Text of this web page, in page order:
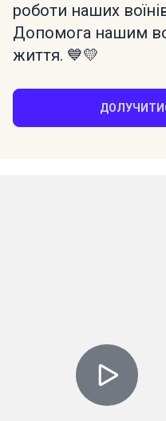
роботи наших
Допомога нашим
життя. 💙💛